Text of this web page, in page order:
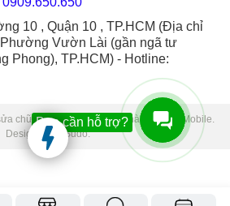
10 , Quận 10 , TP.HCM (Địa chỉ
Vườn Lài (gần ngã tư
Phong), TP.HCM) - Hotline:
chữa điện thoại di động Thành Trung Mobile.
Designed by Sudo.
Bạn cần hỗ trợ?